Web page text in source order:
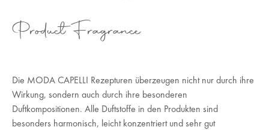
Product Fragrance
Die MODA CAPELLI Rezepturen überzeugen nicht nur durch ihre
Wirkung, sondern auch durch ihre besonderen
Duftkompositionen. Alle Duftstoffe in den Produkten sind
besonders harmonisch, leicht konzentriert und sehr gut